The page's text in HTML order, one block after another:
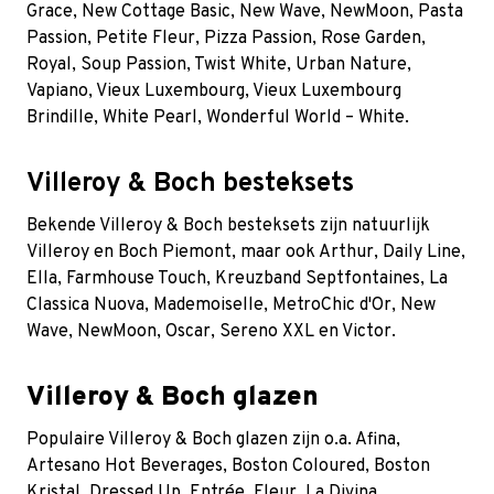
Grace, New Cottage Basic, New Wave, NewMoon, Pasta
Passion, Petite Fleur, Pizza Passion, Rose Garden,
Royal, Soup Passion, Twist White, Urban Nature,
Vapiano, Vieux Luxembourg, Vieux Luxembourg
Brindille, White Pearl, Wonderful World – White.
Villeroy & Boch besteksets
Bekende Villeroy & Boch besteksets zijn natuurlijk
Villeroy en Boch Piemont, maar ook Arthur, Daily Line,
Ella, Farmhouse Touch, Kreuzband Septfontaines, La
Classica Nuova, Mademoiselle, MetroChic d'Or, New
Wave, NewMoon, Oscar, Sereno XXL en Victor.
Villeroy & Boch glazen
Populaire Villeroy & Boch glazen zijn o.a. Afina,
Artesano Hot Beverages, Boston Coloured, Boston